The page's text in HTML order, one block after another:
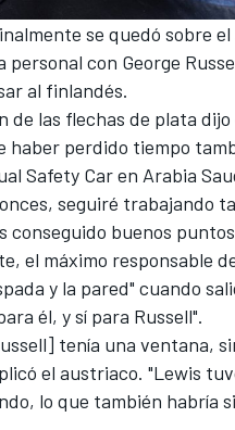
se quedó sobre
personal con George
al finlandés.
de las flechas de plata
haber perdido tiempo
Safety Car en Arabia
seguiré trabajando
conseguido buenos
el máximo responsable
y la pared" cuando
él, y sí para Russell".
tenía una ventana,
el austriaco. "Lewis
lo que también habría